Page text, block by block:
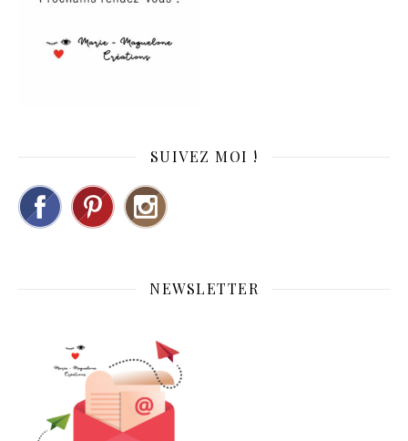
SUIVEZ MOI !
NEWSLETTER